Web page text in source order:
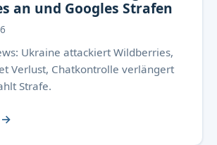
an und Googles Strafen
Ukraine attackiert Wildberries,
Verlust, Chatkontrolle verlängert
Strafe.
→